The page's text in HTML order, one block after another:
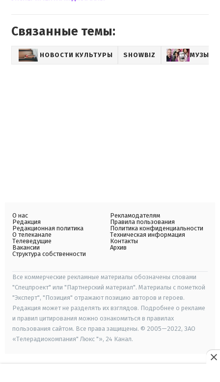
Связанные темы:
НОВОСТИ КУЛЬТУРЫ SHOWBIZ МУЗЫКА
О нас
Редакция
Редакционная политика
О телеканале
Телеведущие
Вакансии
Структура собственности
Рекламодателям
Правила пользования
Политика конфиденциальности
Техническая информация
Контакты
Архив
Все коммерческие рекламные материалы обозначены словами
"Спецпроект" или "Партнерский материал". Материалы с пометкой
"Эксперт", "Позиция" отражают позицию авторов и героев.
Редакция может не разделять их взглядов. Подробнее о рекламе
и правил цитирования можно ознакомиться в правилах
пользования сайтом. Все права защищены. © 2005—2022, ЗАО
«Телерадиокомпания" Люкс "», 24 Канал.